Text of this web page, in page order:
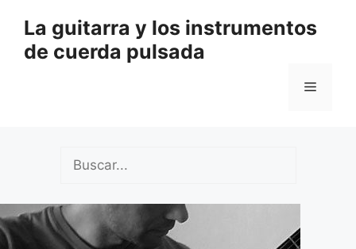
contenido
La guitarra y los instrumentos
de cuerda pulsada
Menú